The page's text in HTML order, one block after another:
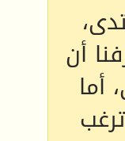
أن
أما